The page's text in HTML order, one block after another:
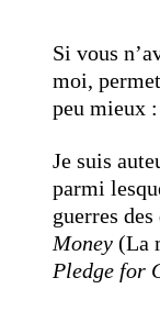
Si vous
moi,
peu mieux :
Je suis
parmi
guerres
Money(La
Pledge for